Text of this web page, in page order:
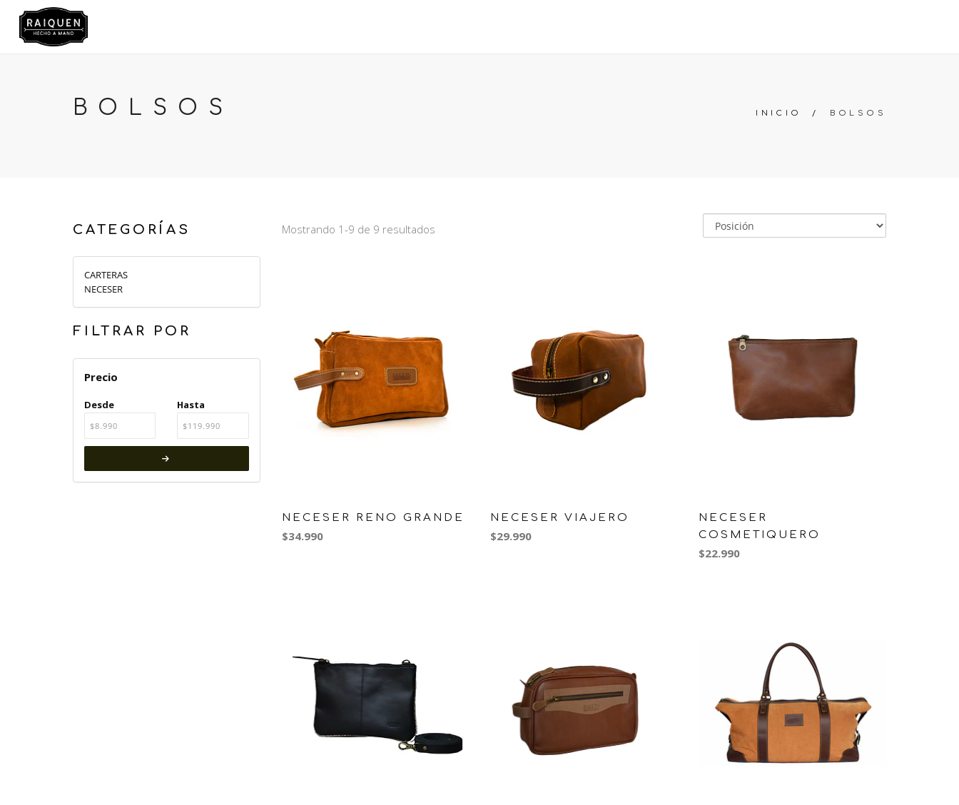
BOLSOS INICIO / BOLSOS
CATEGORÍAS
CARTERAS
NECESER
FILTRAR POR
Precio
Desde Hasta
Mostrando 1-9 de 9 resultados
NECESER RENO GRANDE
$34.990
NECESER VIAJERO
$29.990
NECESER
COSMETIQUERO
$22.990